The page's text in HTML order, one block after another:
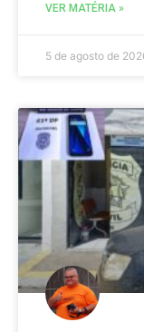
VER MATÉRIA »
5 de agosto de